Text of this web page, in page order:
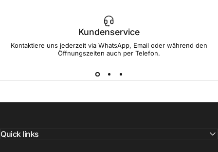
Kundenservice
Kontaktiere uns jederzeit via WhatsApp, Email oder während den
Öffnungszeiten auch per Telefon.
Quick links